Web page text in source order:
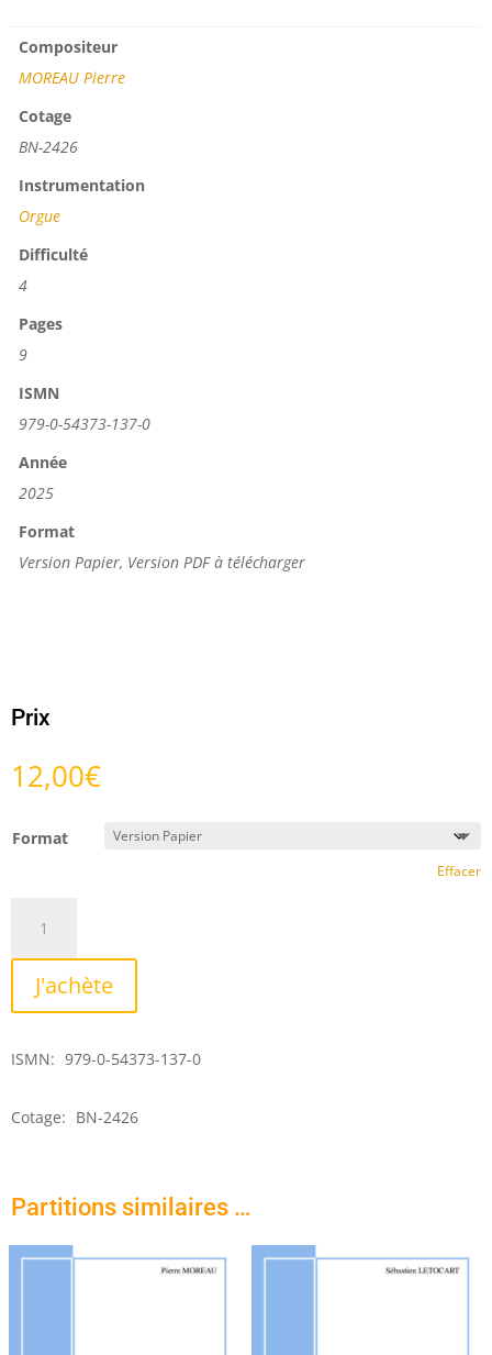
Compositeur
MOREAU Pierre
Cotage
BN-2426
Instrumentation
Orgue
Difficulté
4
Pages
9
ISMN
979-0-54373-137-0
Année
2025
Format
Version Papier, Version PDF à télécharger
Prix
12,00€
Format
Effacer
Paraphrase
pour
les
ordinaires
J'achète
ISMN: 979-0-54373-137-0
Cotage: BN-2426
Partitions similaires …